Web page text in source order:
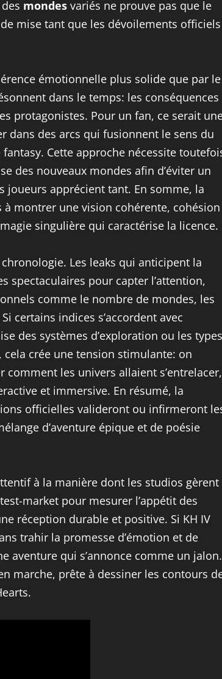
mondes variés ne prouve pas que le
mise tant que les dévoilements officiels
émotionnelle plus solide que par le
dans le temps: les conséquences
protagonistes. Pour un fan, ce serait
dans des arcs qui fusionnent le sens du
Cette approche nécessite
des nouveaux mondes afin d’éviter un
joueurs apprécient tant. En somme, la
montrer une vision cohérente, cohésion
singulière qui caractérise la licence.
Les leaks qui anticipent la
spectaculaires pour capter l’attention,
comme le nombre de mondes, les
certains indices s’accordent avec
des systèmes d’exploration ou les types
cela crée une tension stimulante: on
les univers allaient s’entrelacer,
et immersive. En résumé, la
officielles valideront ou infirmeront
d’aventure épique et de poésie
à la manière dont les studios gèrent
market pour mesurer l’appétit des
réception durable et positive. Si KH IV
trahir la promesse d’émotion et de
aventure qui s’annonce comme un jalon.
marche, prête à dessiner les contours